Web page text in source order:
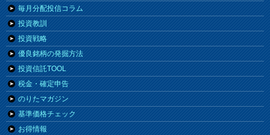
毎月分配投信コラム
投資教訓
投資戦略
優良銘柄の発掘方法
投資信託TOOL
税金・確定申告
のりたマガジン
基準価格チェック
お得情報